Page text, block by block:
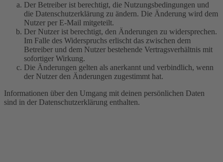
Der Betreiber ist berechtigt, die Nutzungsbedingungen und
die Datenschutzerklärung zu ändern. Die Änderung wird dem
Nutzer per E-Mail mitgeteilt.
Der Nutzer ist berechtigt, den Änderungen zu widersprechen.
Im Falle des Widerspruchs erlischt das zwischen dem
Betreiber und dem Nutzer bestehende Vertragsverhältnis mit
sofortiger Wirkung.
Die Änderungen gelten als anerkannt und verbindlich, wenn
der Nutzer den Änderungen zugestimmt hat.
Informationen über den Umgang mit deinen persönlichen Daten
sind in der Datenschutzerklärung enthalten.